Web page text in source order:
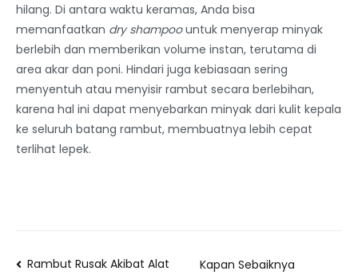
hilang. Di antara waktu keramas, Anda bisa
memanfaatkan dry shampoountuk menyerap minyak
berlebih dan memberikan volume instan, terutama di
area akar dan poni. Hindari juga kebiasaan sering
menyentuh atau menyisir rambut secara berlebihan,
karena hal ini dapat menyebarkan minyak dari kulit kepala
ke seluruh batang rambut, membuatnya lebih cepat
terlihat lepek.
Rambut Rusak Akibat Alat
Kapan Sebaiknya